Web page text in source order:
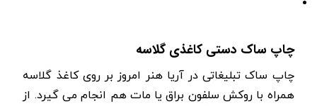
چاپ ساک دستی کاغذی گلاسه
چاپ ساک تبلیغاتی در آریا هنر امروز بر روی کاغذ گلاسه
همراه با روکش سلفون براق یا مات هم انجام می گیرد. از